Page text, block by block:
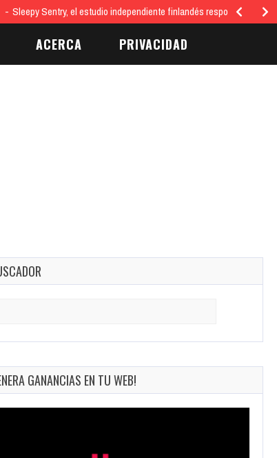
Sleepy Sentry, el estudio independiente finlandés responsable del
ACERCA PRIVACIDAD
GANANCIAS EN TU WEB!